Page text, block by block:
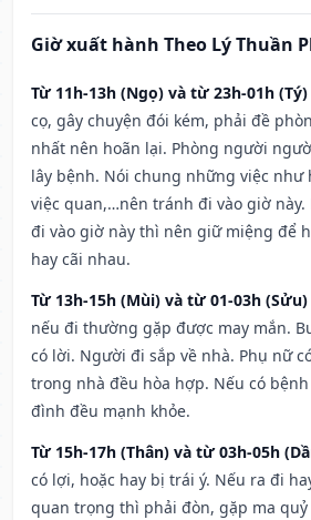
Giờ xuất hành Theo Lý Thuần
Từ 11h-13h (Ngọ) và từ 23h-01h (Tý)
cọ, gây chuyện đói kém, phải đề
nhất nên hoãn lại. Phòng người
lây bệnh. Nói chung những việc như
việc quan,…nên tránh đi vào giờ này.
đi vào giờ này thì nên giữ miệng để
hay cãi nhau.
Từ 13h-15h (Mùi) và từ 01-03h (Sửu)
nếu đi thường gặp được may mắn.
có lời. Người đi sắp về nhà. Phụ nữ
trong nhà đều hòa hợp. Nếu có
đình đều mạnh khỏe.
Từ 15h-17h (Thân) và từ 03h-05h
có lợi, hoặc hay bị trái ý. Nếu ra đi
quan trọng thì phải đòn, gặp ma